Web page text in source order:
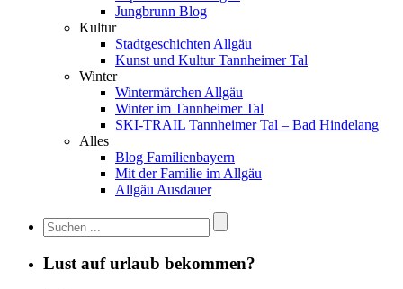
Jungbrunn Blog
Kultur
Stadtgeschichten Allgäu
Kunst und Kultur Tannheimer Tal
Winter
Wintermärchen Allgäu
Winter im Tannheimer Tal
SKI-TRAIL Tannheimer Tal – Bad Hindelang
Alles
Blog Familienbayern
Mit der Familie im Allgäu
Allgäu Ausdauer
Lust auf urlaub bekommen?